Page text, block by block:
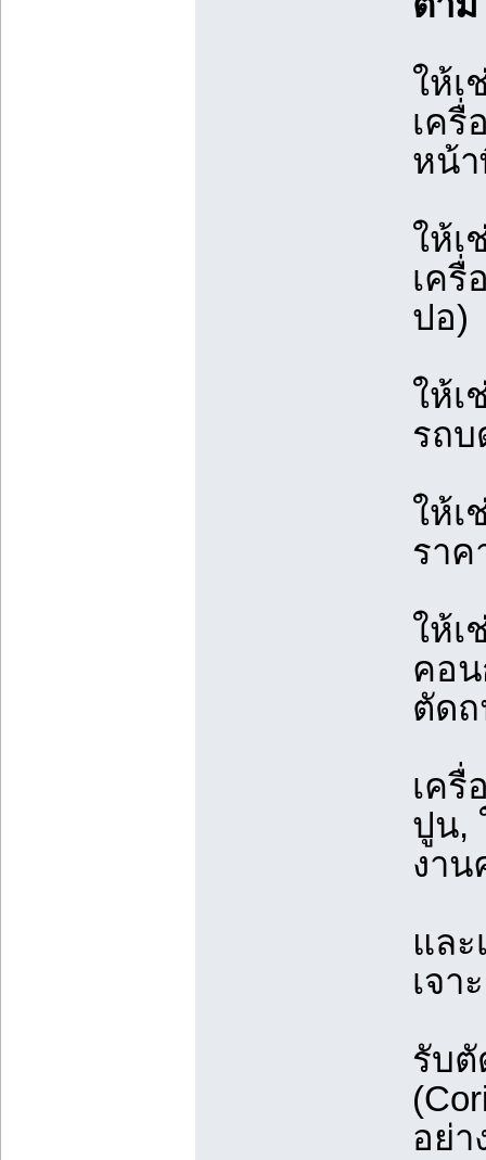
ให้เ
เครื่
หน้
ให้เ
เครื่
ปอ)
ให้เ
รถบ
ให้เ
ราค
ให้เ
คอน
ตัด
เครื่
ปูน,
งา
แล
เจ
รับตั
อย่